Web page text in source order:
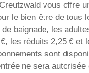
vous offre
le bien-être de tous
de baignade, les
€, les réduits 2,25 € et
sont
ne sera autorisée